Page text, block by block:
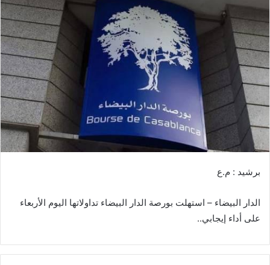
س
ل
ي
ل
ت
ي
برشيد : م.ع
الدار البيضاء – استهلت بورصة الدار البيضاء تداولاتها اليوم الأربعاء
على أداء إيجابي..